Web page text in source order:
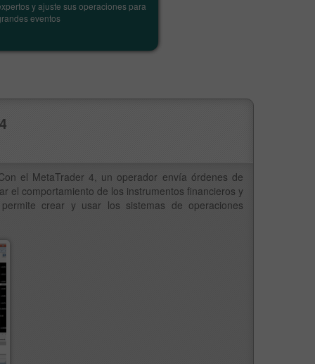
y ajuste sus operaciones para
eventos
el MetaTrader 4, un operador envía órdenes de
el comportamiento de los instrumentos financieros y
crear y usar los sistemas de operaciones